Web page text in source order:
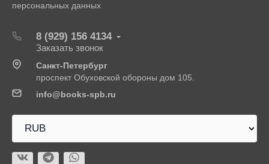
персональных данных
8 (929) 156 4134
Заказать звонок
Санкт-Петербург
проспект Обуховской обороны дом 105.
info@books-spb.ru